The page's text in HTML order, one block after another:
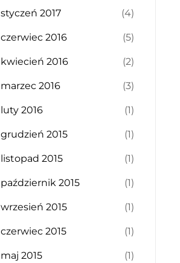
styczeń 2017 (4)
czerwiec 2016 (5)
kwiecień 2016 (2)
marzec 2016 (3)
luty 2016 (1)
grudzień 2015 (1)
listopad 2015 (1)
październik 2015 (1)
wrzesień 2015 (1)
czerwiec 2015 (1)
maj 2015 (1)